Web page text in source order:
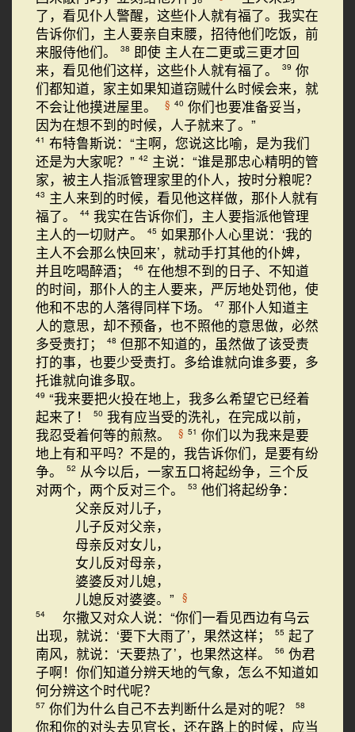
了，看见仆人警醒，这些仆人就有福了。我实在
告诉你们，主人要亲自束腰，招待他们吃饭，前
来服侍他们。
38 即使 主人在二更或三更才回
来，看见他们这样，这些仆人就有福了。
39 你
们都知道，家主如果知道窃贼什么时候会来，就
不会让他摸进屋里。
§ 40 你们也要准备妥当，
因为在想不到的时候，人子就来了。”
41 布特鲁斯说：“主啊，您说这比喻，是为我们
还是为大家呢？” 42 主说：“谁是那忠心精明的管
家，被主人指派管理家里的仆人，按时分粮呢？
43 主人来到的时候，看见他这样做，那仆人就有
福了。
44 我实在告诉你们，主人要指派他管理
主人的一切财产。
45 如果那仆人心里说：‘我的
主人不会那么快回来’，就动手打其他的仆婢，
并且吃喝醉酒；
46 在他想不到的日子、不知道
的时间，那仆人的主人要来，严厉地处罚他，使
他和不忠的人落得同样下场。
47 那仆人知道主
人的意思，却不预备，也不照他的意思做，必然
多受责打；
48 但那不知道的，虽然做了该受责
打的事，也要少受责打。多给谁就向谁多要，多
托谁就向谁多取。
49 “我来要把火投在地上，我多么希望它已经着
起来了！
50 我有应当受的洗礼，在完成以前，
我忍受着何等的煎熬。
§ 51 你们以为我来是要
地上有和平吗？不是的，我告诉你们，是要有纷
争。
52 从今以后，一家五口将起纷争，三个反
对两个，两个反对三个。
53 他们将起纷争：
父亲反对儿子，
儿子反对父亲，
母亲反对女儿，
女儿反对母亲，
婆婆反对儿媳，
儿媳反对婆婆。”
§
54
尔撒又对众人说：“你们一看见西边有乌云
出现，就说：‘要下大雨了’，果然这样；
55 起了
南风，就说：‘天要热了’，也果然这样。
56 伪君
子啊！你们知道分辨天地的气象，怎么不知道如
何分辨这个时代呢？
57 你们为什么自己不去判断什么是对的呢？ 58
你和你的对头去见官长，还在路上的时候，应当